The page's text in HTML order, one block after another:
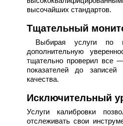
высочайших стандартов.
Тщательный
Выбирая услуги по
дополнительную
тщательно проверил все
показателей до
качества.
Исключительный
Услуги калибровки
отслеживать свои